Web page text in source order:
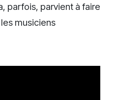
parfois, parvient à faire
musiciens